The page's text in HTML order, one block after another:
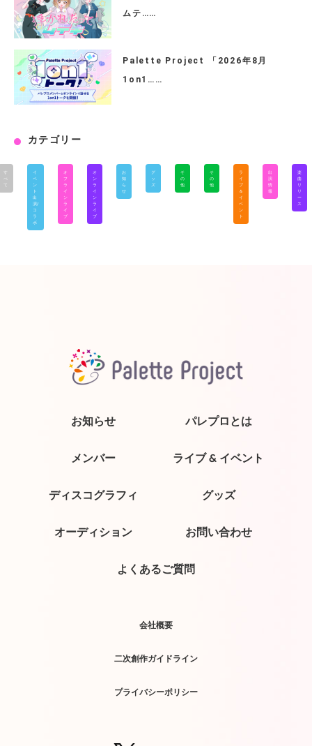
ムテ……
Palette Project 「2026年8月
1on1……
カテゴリー
す
べ
て
イ
ベ
ン
ト
出
演/
コ
ラ
ボ
オ
フ
ラ
イ
ン
ラ
イ
ブ
オ
ン
ラ
イ
ン
ラ
イ
ブ
お
知
ら
せ
グ
ッ
ズ
そ
の
他
そ
の
他
ラ
イ
ブ
＆
イ
ベ
ン
ト
出
演
情
報
楽
曲
リ
リ
ー
ス
お知らせ パレプロとは
メンバー ライブ & イベント
ディスコグラフィ グッズ
オーディション お問い合わせ
よくあるご質問
会社概要
二次創作ガイドライン
プライバシーポリシー